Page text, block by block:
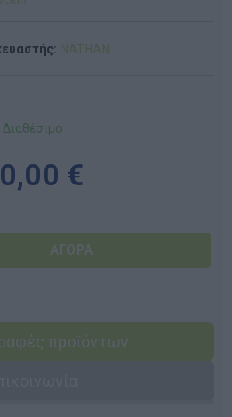
NATHAN
Διαθέσιμο
€
προϊόντων